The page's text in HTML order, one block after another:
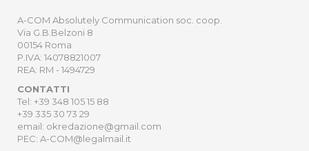
A-COM Absolutely Communication soc. coop.
Via G.B.Belzoni 8
00154 Roma
P.IVA: 14078821007
REA: RM - 1494729
CONTATTI
Tel: +39 348 105 15 88
+39 335 30 73 29
email: okredazione@gmail.com
PEC: A-COM@legalmail.it